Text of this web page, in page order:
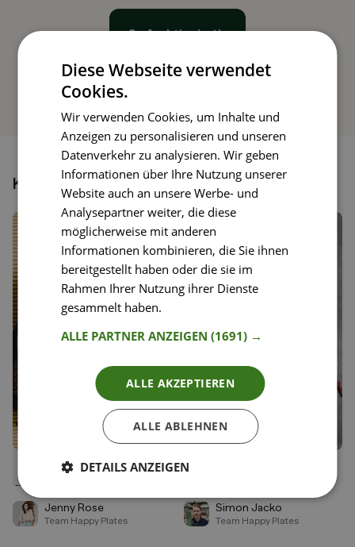
So funktioniert’s
Könnte dir auch gefallen
Schnelles veganes
Gemüsecurry mit Reis
Jenny Rose
Team Happy Plates
Scharfe Thai Curry
Simon Jacko
Team Happy Plates
Diese Webseite verwendet
Cookies.
Wir verwenden Cookies, um Inhalte und
Anzeigen zu personalisieren und unseren
Datenverkehr zu analysieren. Wir geben
Informationen über Ihre Nutzung unserer
Website auch an unsere Werbe- und
Analysepartner weiter, die diese
möglicherweise mit anderen
Informationen kombinieren, die Sie ihnen
bereitgestellt haben oder die sie im
Rahmen Ihrer Nutzung ihrer Dienste
gesammelt haben.
ALLE PARTNER ANZEIGEN(1691) →
ALLE AKZEPTIEREN
ALLE ABLEHNEN
DETAILS ANZEIGEN